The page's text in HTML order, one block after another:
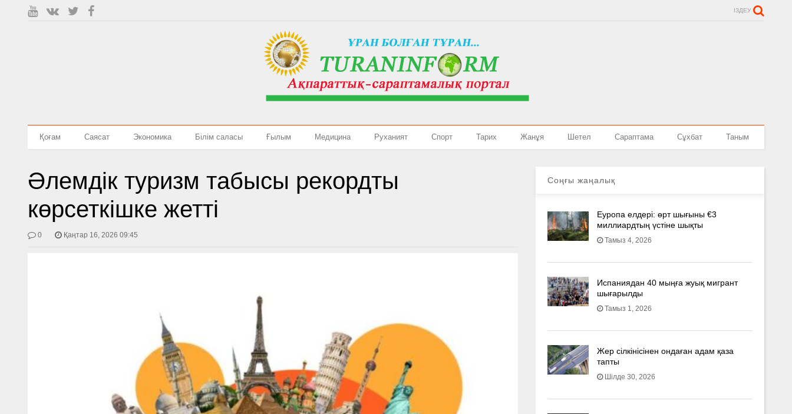
ІЗДЕУ
Қоғам Саясат Экономика Білім саласы Ғылым Медицина Руханият Спорт Тарих Жанұя Шетел Сараптама Сұхбат Таным
Әлемдік туризм табысы рекордты
көрсеткішке жетті
0 Қаңтар 16, 2026 09:45
Соңғы жаңалық
Еуропа елдері: өрт шығыны €3
миллиардтың үстіне шықты
Тамыз 4, 2026
Испаниядан 40 мыңға жуық мигрант
шығарылды
Тамыз 1, 2026
Жер сілкінісінен ондаған адам қаза
тапты
Шілде 30, 2026